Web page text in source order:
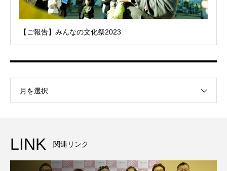
【ご報告】みんなの文化祭2023
月を選択
LINK 関連リンク